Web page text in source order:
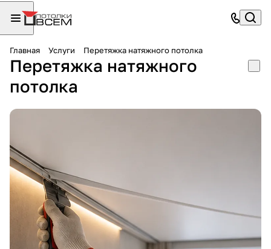
Главная Услуги Перетяжка натяжного потолка
Перетяжка натяжного
потолка